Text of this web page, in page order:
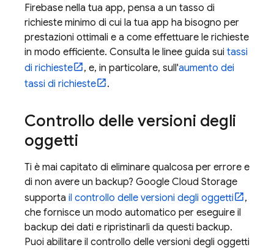
Firebase nella tua app, pensa a un tasso di
richieste minimo di cui la tua app ha bisogno per
prestazioni ottimali e a come effettuare le richieste
in modo efficiente. Consulta le linee guida sui tassi
di richieste
, e, in particolare, sull'aumento dei
tassi di richieste
.
Controllo delle versioni degli
oggetti
Ti è mai capitato di eliminare qualcosa per errore e
di non avere un backup? Google Cloud Storage
supporta il controllo delle versioni degli oggetti
,
che fornisce un modo automatico per eseguire il
backup dei dati e ripristinarli da questi backup.
Puoi abilitare il controllo delle versioni degli oggetti